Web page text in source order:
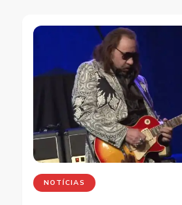
NOTÍCIAS